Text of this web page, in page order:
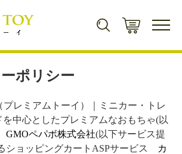
す
ポリシー
レミアムトーイ）｜ミニカー・トレ
中心としたプレミアムなおもちゃ(以
GMOペパボ株式会社(以下サービス提
ショッピングカートASPサービス
カ